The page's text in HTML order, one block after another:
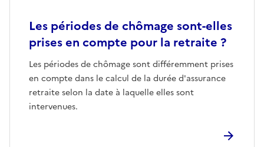
Les périodes de chômage sont-elles
prises en compte pour la retraite ?
Les périodes de chômage sont différemment prises
en compte dans le calcul de la durée d'assurance
retraite selon la date à laquelle elles sont
intervenues.